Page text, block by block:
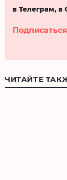
в Телеграм, в
Подписаться
ЧИТАЙТЕ